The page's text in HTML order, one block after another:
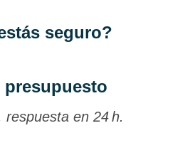
seguro?
presupuesto
respuesta en 24 h.